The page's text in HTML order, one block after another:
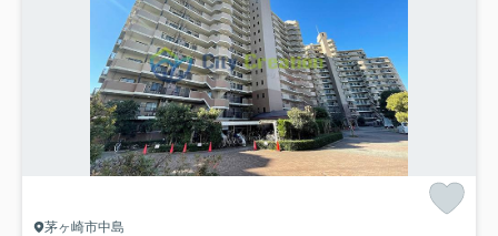
茅ヶ崎市中島